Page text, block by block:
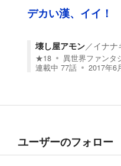
デカい漢、イイ！
壊し屋アモン／イナナ
★18
異世界ファンタ
連載中 77話 2017年6
ユーザーのフォロー